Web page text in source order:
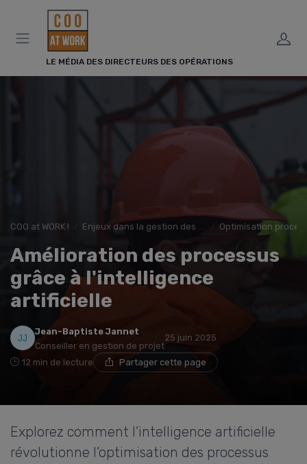
LE MÉDIA DES DIRECTEURS DES OPÉRATIONS
COO at WORK ! Enjeux dans la gestion des opérations Optimisation
Amélioration des processus
grâce à l'intelligence
artificielle
Jean-Baptiste Jannet
Conseiller en gestion de projet
25 juin 2025
12 min de lecture Partager cette page
Explorez comment l’intelligence artificielle
révolutionne l’optimisation des processus
Panneau de gestion des cookies